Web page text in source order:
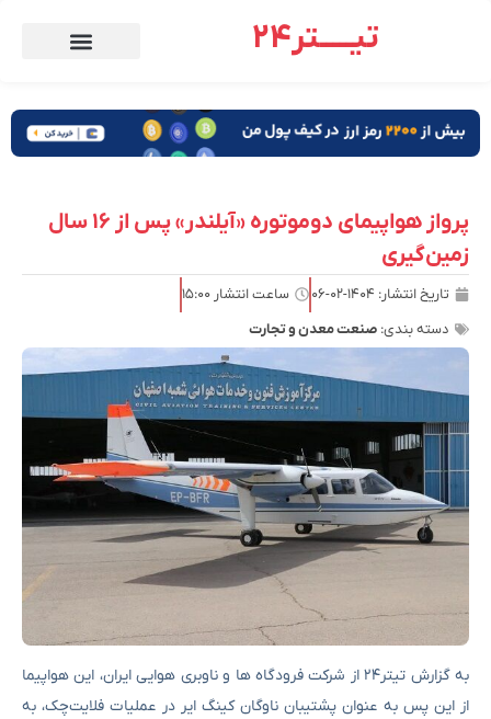
تیـــــتر24
پرواز هواپیمای دوموتوره «آیلندر» پس از ۱۶ سال
زمین‌گیری
تاریخ انتشار: ۱۴۰۴-۰۲-۰۶ ساعت انتشار ۱۵:۰۰
دسته بندی: صنعت معدن و تجارت
به گزارش تیتر۲۴ از شرکت فرودگاه ها و ناوبری هوایی ایران، این هواپیما
از این پس به عنوان پشتیبان ناوگان کینگ ایر در عملیات فلایت‌چک، به